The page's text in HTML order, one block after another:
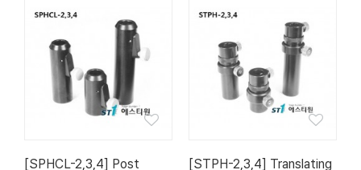
[SPHCL-2,3,4] Post
[STPH-2,3,4] Translating